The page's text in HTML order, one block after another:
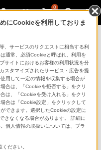
0
な」も
も
にCookieを利用しておりま
、サービスのリクエストに相当する利
通常、必須Cookieと呼ばれ、利用を
サイトにおけるお客様の利用状況を分
スタマイズされたサービス・広告を提
用して一定の情報を収集する場合が
合は、「Cookieを拒否する」をクリ
は、「Cookieを受け入れる」をクリ
合は「Cookie設定」をクリックして
できます。選択したCookieの設定に
きなくなる場合があります。 詳細に
個人情報の取扱いについては、プラ
ください。